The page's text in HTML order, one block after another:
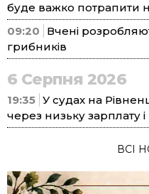
буде важко потрапити
09:20
Вчені
грибників
6 Серпня 2026
19:35 У судах на
через низьку зарплату
ВСІ